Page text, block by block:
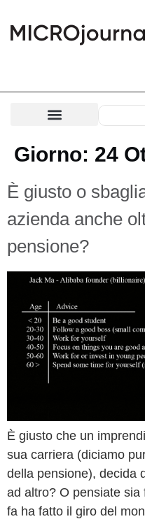
Giorno: 24
È giusto o
azienda anche
pensione?
È giusto che un
sua carriera (diciamo
della pensione), decida
ad altro? O pensiate
fa ha fatto il giro del